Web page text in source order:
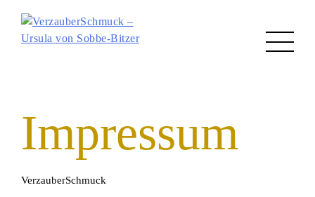
Impressum
VerzauberSchmuck